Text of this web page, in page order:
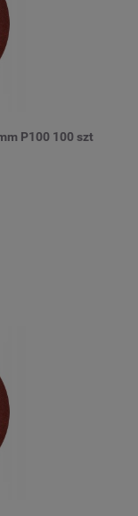
P100 100 szt